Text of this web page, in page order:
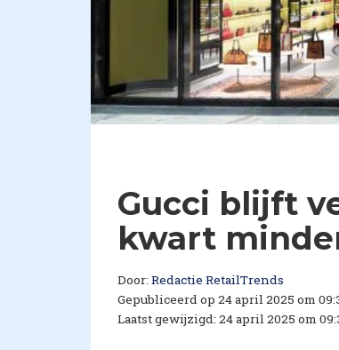
Gucci blijft
kwart
Door: Redactie RetailTrends
Gepubliceerd op 24 april 2025 om
Laatst gewijzigd: 24 april 2025 om